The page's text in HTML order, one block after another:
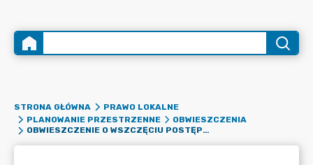
STRONA GŁÓWNA
PRAWO LOKALNE
PLANOWANIE PRZESTRZENNE
OBWIESZCZENIA
OBWIESZCZENIE O WSZCZĘCIU POSTĘPOWANIA ADMINISTRACYJNEGO W SPRAWIE WYDANIA DECYZJI O USTALENIU LOKALIZACJI INWESTYCJI CELU PUBLICZNEGO DLA INWESTYCJI POLEGAJĄCEJ NA BUDOWIE SIECI ELEKTROENERGETYCZNEJ NN 0,4 KV NA DZIAŁKACH EWID. NR 1557/39, 1557/40, 1557/41, 1972, 1968/24 OBRĘB EWIDENCYJNY MOGILNO, GM. MOGILNO